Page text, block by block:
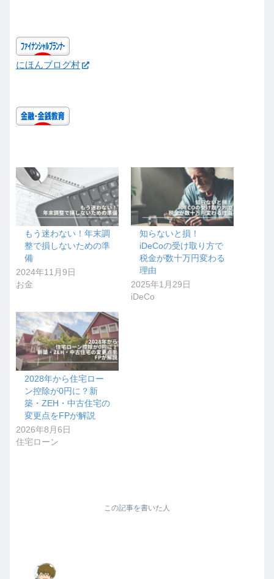
にほんブログ村
もう迷わない！年末調
整で損しないための準
備
2024年11月9日
お金
知らないと損！
iDeCoの受け取り方で
税金が数十万円変わる
理由
2025年1月29日
iDeCo
2028年から住宅ロー
ン控除が0円に？新
築・ZEH・中古住宅の
変更点をFPが解説
2026年8月6日
住宅ローン
この記事を書いた人